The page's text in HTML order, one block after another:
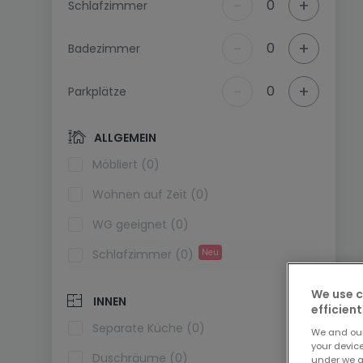
Schlafzimmer 0 +
Badezimmer 0 +
Parkplätze 0 +
ALLGEMEIN
Möbliert (0)
Wohnen auf Zeit (0)
WG geeignet (0)
Schlafzimmer (0)
Neu
INNEN
Separate Küche (0)
Duschräume (0)
We use
We and
your
under we